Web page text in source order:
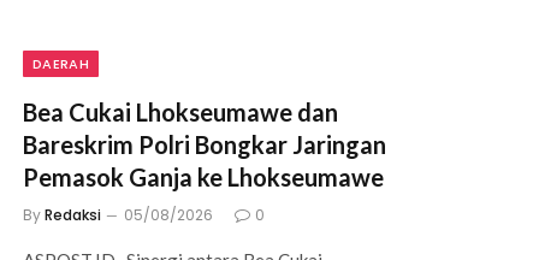
DAERAH
Bea Cukai Lhokseumawe dan
Bareskrim Polri Bongkar Jaringan
Pemasok Ganja ke Lhokseumawe
ByRedaksi 05/08/2026 0